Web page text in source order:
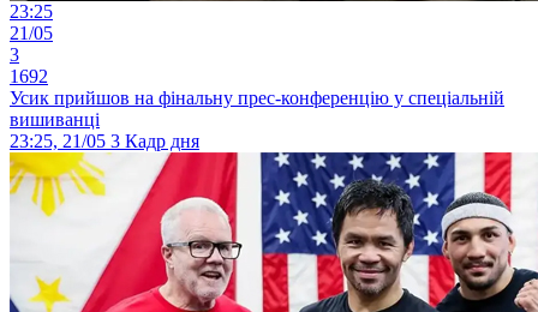
23:25
21/05
3
1692
Усик прийшов на фінальну прес-конференцію у спеціальній
вишиванці
23:25, 21/05 3 Кадр дня